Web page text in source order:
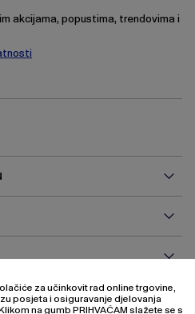
akcijama, popustima, trendovima i
O
za učinkovit rad online trgovine,
posjeta i osiguravanje djelovanja
na gumb PRIHVAĆAM slažete se s